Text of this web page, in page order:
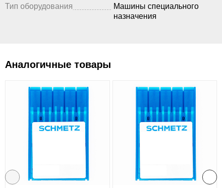
Тип оборудования
Машины специального
назначения
Аналогичные товары